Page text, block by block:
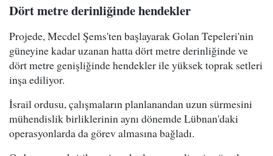
Dört metre derinliğinde hendekler
Projede, Mecdel Şems'ten başlayarak Golan Tepeleri'nin
güneyine kadar uzanan hatta dört metre derinliğinde ve
dört metre genişliğinde hendekler ile yüksek toprak setleri
inşa ediliyor.
İsrail ordusu, çalışmaların planlanandan uzun sürmesini
mühendislik birliklerinin aynı dönemde Lübnan'daki
operasyonlarda da görev almasına bağladı.